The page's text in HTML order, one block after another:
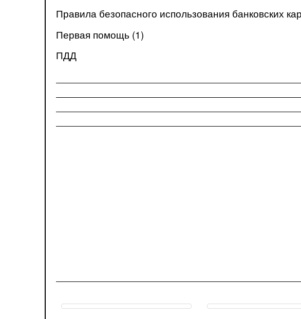
Правила безопасного использования банковских
Первая помощь (1)
ПДД